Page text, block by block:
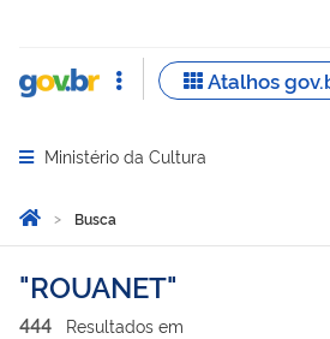
Abrir menu principal de navegação
Ministério da Cultura
Você está aqui:
Página Inicial
Busca
Busca
ROUANET
444 Resultados em